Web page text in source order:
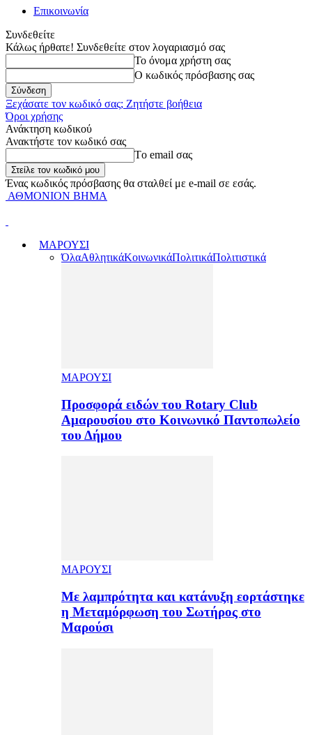
Επικοινωνία
Συνδεθείτε
Κάλως ήρθατε! Συνδεθείτε στον λογαριασμό σας
Το όνομα χρήστη σας
Ο κωδικός πρόσβασης σας
Ξεχάσατε τον κωδικό σας; Ζητήστε βοήθεια
Όροι χρήσης
Ανάκτηση κωδικού
Ανακτήστε τον κωδικό σας
Tο email σας
Ένας κωδικός πρόσβασης θα σταλθεί με e-mail σε εσάς.
ΑΘΜΟΝΙΟΝ ΒΗΜΑ
ΜΑΡΟΥΣΙ
ΌλαΑθλητικάΚοινωνικάΠολιτικάΠολιτιστικά
ΜΑΡΟΥΣΙ
Προσφορά ειδών του Rotary Club
Αμαρουσίου στο Κοινωνικό Παντοπωλείο
του Δήμου
ΜΑΡΟΥΣΙ
Με λαμπρότητα και κατάνυξη εορτάστηκε
η Μεταμόρφωση του Σωτήρος στο
Μαρούσι